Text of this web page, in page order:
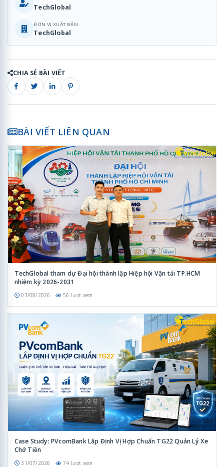
TechGlobal
ĐƠN VỊ XUẤT BẢN
TechGlobal
CHIA SẺ BÀI VIẾT
BÀI VIẾT LIÊN QUAN
TechGlobal tham dự Đại hội thành lập Hiệp hội Vận tải TP.HCM
nhiệm kỳ 2026-2031
03/08/2026 56 lượt xem
Case Study: PVcomBank Lắp Định Vị Hợp Chuẩn TG22 Quản Lý Xe
Chở Tiền
31/07/2026 74 lượt xem